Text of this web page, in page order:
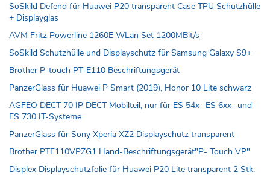
SoSkild Defend für Huawei P20 transparent Case TPU Schutzhülle
+ Displayglas
AVM Fritz Powerline 1260E WLan Set 1200MBit/s
SoSkild Schutzhülle und Displayschutz für Samsung Galaxy S9+
Brother P-touch PT-E110 Beschriftungsgerät
PanzerGlass für Huawei P Smart (2019), Honor 10 Lite schwarz
AGFEO DECT 70 IP DECT Mobilteil, nur für ES 54x- ES 6xx- und
ES 730 IT-Systeme
PanzerGlass für Sony Xperia XZ2 Displayschutz transparent
Brother PTE110VPZG1 Hand-Beschriftungsgerät"P- Touch VP"
Displex Displayschutzfolie für Huawei P20 Lite transparent 2 Stk.